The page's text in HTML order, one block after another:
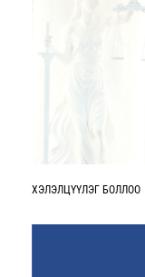
ХЭЛЭЛЦҮҮЛЭГ БОЛЛОО